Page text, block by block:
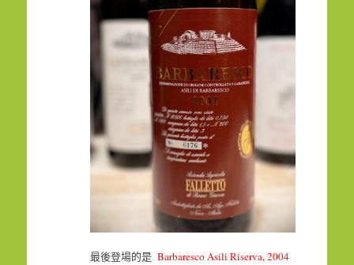
最後登場的是 Barbaresco Asili Riserva, 2004